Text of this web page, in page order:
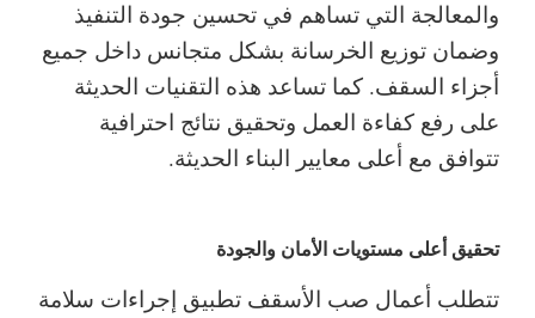
والمعالجة التي تساهم في تحسين جودة التنفيذ
وضمان توزيع الخرسانة بشكل متجانس داخل جميع
أجزاء السقف. كما تساعد هذه التقنيات الحديثة
على رفع كفاءة العمل وتحقيق نتائج احترافية
تتوافق مع أعلى معايير البناء الحديثة.
تحقيق أعلى مستويات الأمان والجودة
تتطلب أعمال صب الأسقف تطبيق إجراءات سلامة